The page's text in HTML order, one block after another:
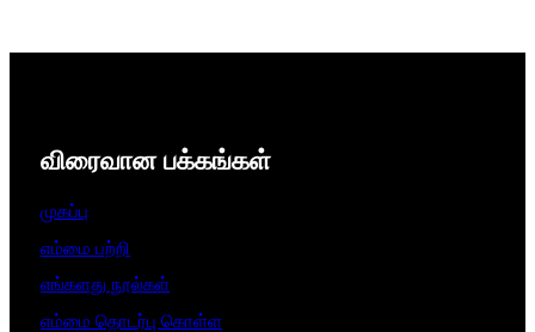
விரைவான பக்கங்கள்
முகப்பு
எம்மை பற்றி
எங்களது நூல்கள்
எம்மை தொடர்பு கொள்ள